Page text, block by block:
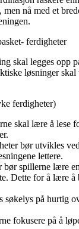
nå med et
ferdigheter
skal legges opp
løsninger skal
ferdigheter)
skal lære å lese
bør utvikles
lettere.
bør spillerne lære
Dette for å lære
søkelys på hurtig
fokusere på å